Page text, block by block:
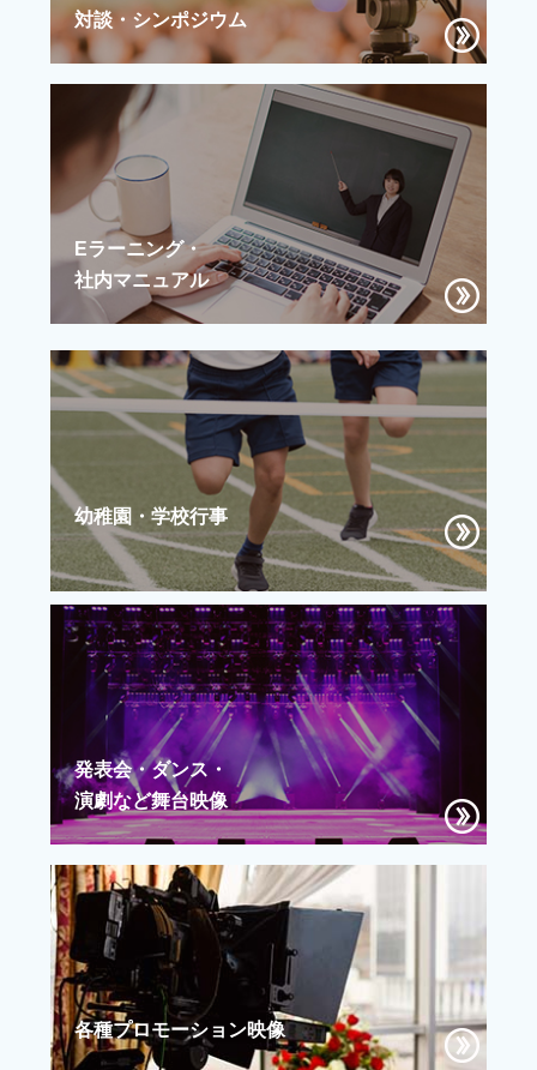
対談・シンポジウム
Eラーニング・
社内マニュアル
幼稚園・学校行事
発表会・ダンス・
演劇など舞台映像
各種プロモーション映像